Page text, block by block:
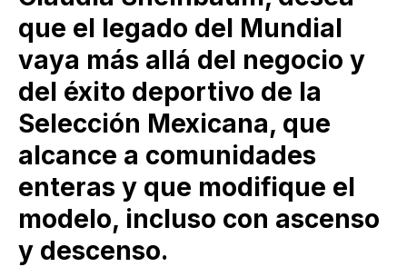
que el legado del Mundial
vaya más allá del negocio y
del éxito deportivo de la
Selección Mexicana, que
alcance a comunidades
enteras y que modifique el
modelo, incluso con ascenso
y descenso.